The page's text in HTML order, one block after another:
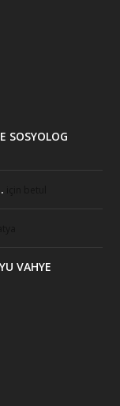
SOSYOLOG
VAHYE